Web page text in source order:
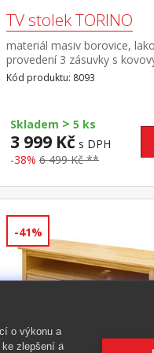
TV stolek TORINO
materiál masiv borovice,
provedení 3 zásuvky s
pojezdy
Kód produktu: 8093
Skladem > 5 ks
3 999 Kč s DPH
-38% 6 499 Kč **
-41%
o výkonu a
zlepšení a